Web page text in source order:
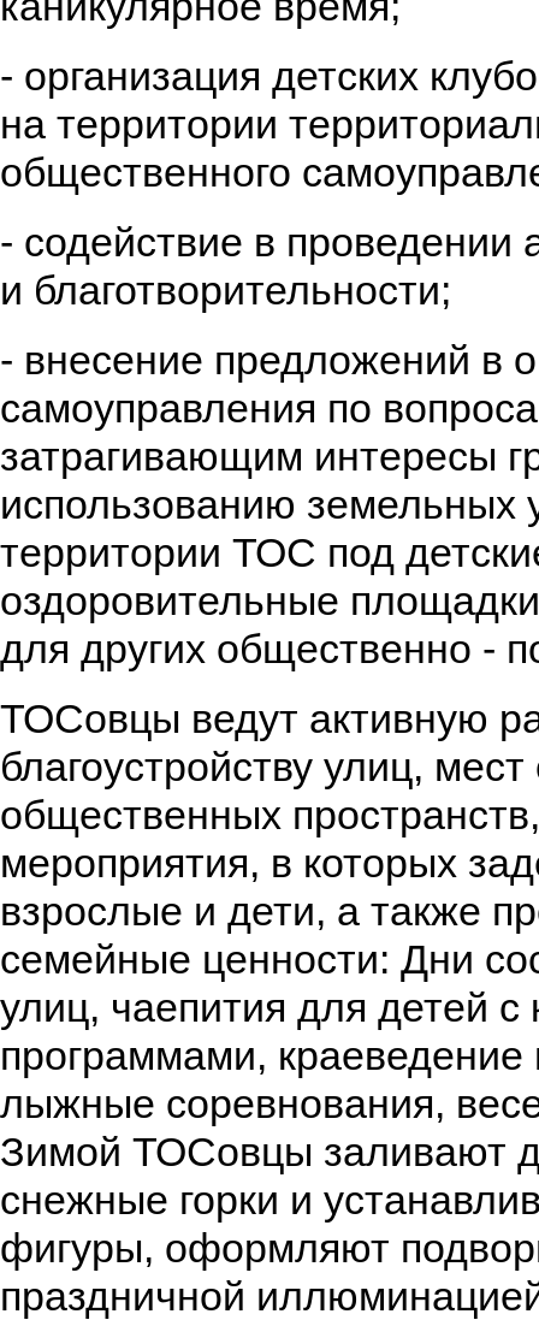
- организация детских
на территории
общественного
- содействие в проведении
и благотворительности;
- внесение предложений в
самоуправления по
затрагивающим интересы
использованию земельных
территории ТОС под
оздоровительные
для других общественно -
ТОСовцы ведут активную
благоустройству улиц,
общественных
мероприятия, в которых
взрослые и дети, а также
семейные ценности: Дни
улиц, чаепития для детей с
программами, краеведение
лыжные соревнования,
Зимой ТОСовцы заливают
снежные горки и
фигуры, оформляют
праздничной